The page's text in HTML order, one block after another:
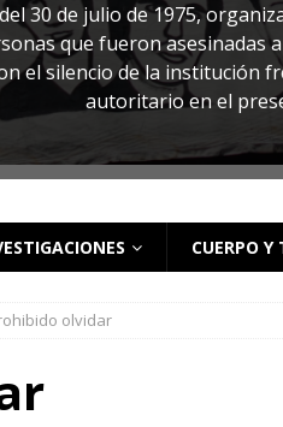
30 de julio de 1975,
que fueron
el silencio de la institución
autoritario en el
CUERPO Y
olvidar